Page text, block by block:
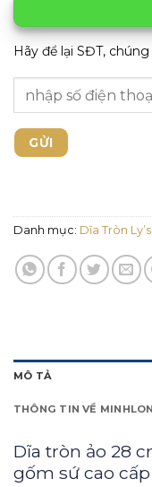
Hãy để lại SĐT,
Danh mục: Dĩa Tròn
MÔ TẢ
THÔNG TIN VỀ
Dĩa tròn ảo 28
gốm sứ cao cấp